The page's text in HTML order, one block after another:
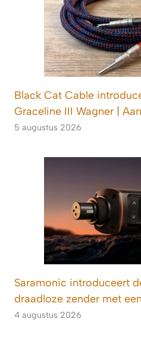
Black Cat Cable
Graceline III Wagner |
5 augustus 2026
Saramonic introduceert
draadloze zender met
4 augustus 2026